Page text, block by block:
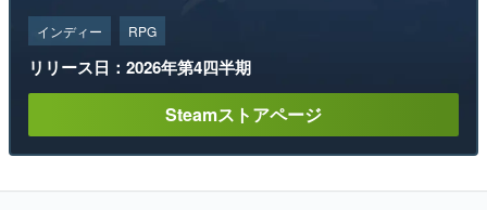
インディー RPG
リリース日：2026年第4四半期
Steamストアページ